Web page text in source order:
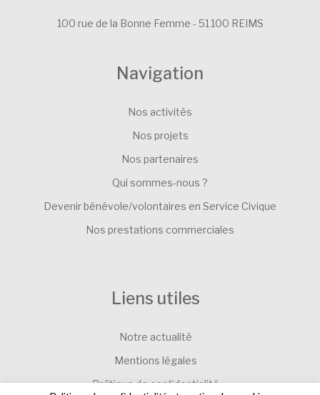
100 rue de la Bonne Femme - 51 100 REIMS
Navigation
Nos activités
Nos projets
Nos partenaires
Qui sommes-nous ?
Devenir bénévole/volontaires en Service Civique
Nos prestations commerciales
Liens utiles
Notre actualité
Mentions légales
Politique de confidentialité